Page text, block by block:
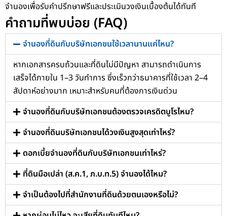
จำนองเพื่อรับคำปรึกษาฟรีและประเมินวงเงินเบื้องต้นได้ทันที
คำถามที่พบบ่อย (FAQ)
จำนองที่ดินกับบริษัทเอกชนใช้เวลานานแค่ไหน?
หากเอกสารครบถ้วนและที่ดินไม่มีปัญหา สามารถดำเนินการ
เสร็จได้ภายใน 1–3 วันทำการ ซึ่งเร็วกว่าธนาคารที่ใช้เวลา 2–4
สัปดาห์อย่างมาก เหมาะสำหรับคนที่ต้องการเงินด่วน
จำนองที่ดินกับบริษัทเอกชนต้องตรวจเครดิตบูโรไหม?
จำนองที่ดินบริษัทเอกชนได้วงเงินสูงสุดเท่าไหร่?
ดอกเบี้ยจำนองที่ดินกับบริษัทเอกชนเท่าไหร่?
ที่ดินมือเปล่า (ส.ค.1, ภ.บ.ท.5) จำนองได้ไหม?
จำเป็นต้องไปที่สำนักงานที่ดินด้วยตนเองหรือไม่?